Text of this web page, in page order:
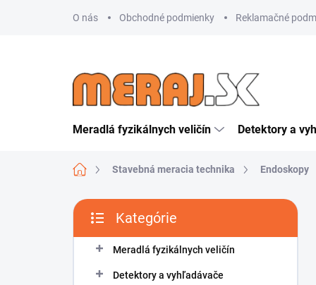
O nás Obchodné podmienky Reklamačné
Meradlá fyzikálnych veličín Detektory a
DomovStavebná meracia technika Endoskopy
B
č
kategórie
Kategórie
Meradlá fyzikálnych veličín
Detektory a vyhľadávače